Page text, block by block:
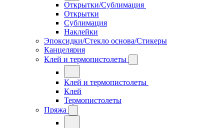
Открытки/Сублимация
Открытки
Сублимация
Наклейки
Эпоксидки/Стекло основа/Стикеры
Канцелярия
Клей и термопистолеты
Клей и термопистолеты
Клей
Термопистолеты
Пряжа